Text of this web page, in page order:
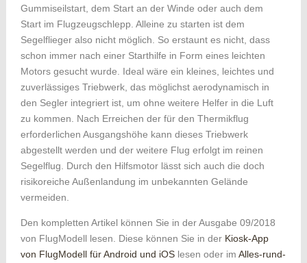
Gummiseilstart, dem Start an der Winde oder auch dem
Start im Flugzeugschlepp. Alleine zu starten ist dem
Segelflieger also nicht möglich. So erstaunt es nicht, dass
schon immer nach einer Starthilfe in Form eines leichten
Motors gesucht wurde. Ideal wäre ein kleines, leichtes und
zuverlässiges Triebwerk, das möglichst aerodynamisch in
den Segler integriert ist, um ohne weitere Helfer in die Luft
zu kommen. Nach Erreichen der für den Thermikflug
erforderlichen Ausgangshöhe kann dieses Triebwerk
abgestellt werden und der weitere Flug erfolgt im reinen
Segelflug. Durch den Hilfsmotor lässt sich auch die doch
risikoreiche Außenlandung im unbekannten Gelände
vermeiden.
Den kompletten Artikel können Sie in der Ausgabe 09/2018
von FlugModell lesen. Diese können Sie in der Kiosk-App
von FlugModell für Android und iOS lesen oder imAlles-rund-